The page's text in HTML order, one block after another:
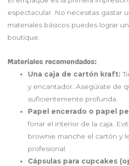
espectacular. No necesitas gastar
materiales básicos puedes lograr
boutique.
Materiales recomendados:
Una caja de cartón kraft:
y encantador. Asegúrate de
suficientemente profunda.
Papel encerado o papel
forrar el interior de la caja.
brownie manche el cartón y
profesional.
Cápsulas para cupcakes